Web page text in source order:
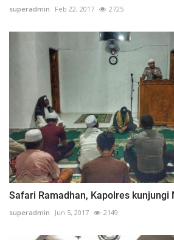
superadmin Feb 22, 2017 2725
Safari Ramadhan, Kapolres kunjungi
superadmin Jun 5, 2017 2149